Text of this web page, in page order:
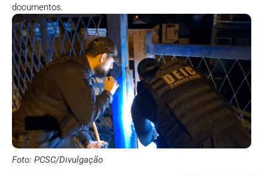
documentos.
Foto: PCSC/Divulgação